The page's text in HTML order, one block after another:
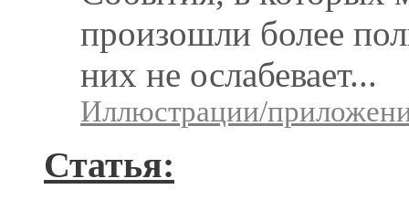
произошли более
них не ослабевает...
Иллюстрации/
Статья: